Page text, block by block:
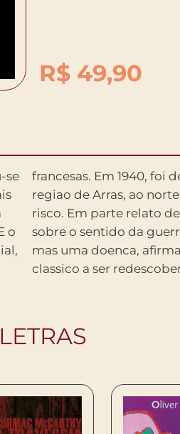
R$49,90
se
o
da
classico a ser